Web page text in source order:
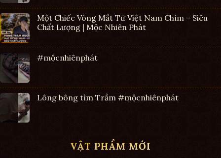
Một Chiếc Vòng Mắt Tử Việt Nam Chìm – Siêu
Chất Lượng | Mộc Nhiên Phát
#mộcnhiênphát
Lông bông tìm Trầm #mộcnhiênphát
VẬT PHẨM MỚI